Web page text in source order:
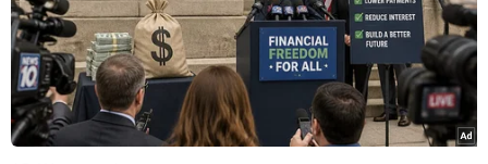
nhiễm nhóm B được ưu tiên bố trí ngân sách
cho hoạt động khám bệnh, chữa bệnh theo Luật
Khám bệnh, Chữa bệnh số 15/2023/QH15 (có
hiệu lực thi hành từ ngày 1/1/2024) như sau:
tính chất nguy hiểm của bệnh; tỷ lệ tử vong, để